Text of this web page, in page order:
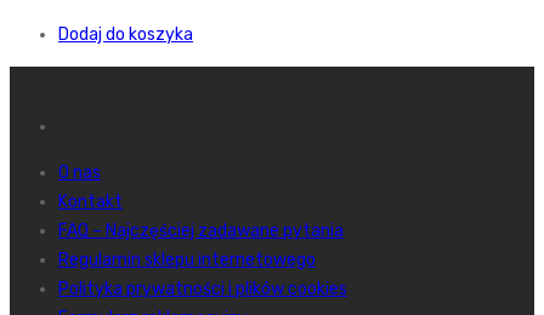
Dodaj do koszyka
O nas
Kontakt
FAQ – Najczęściej zadawane pytania
Regulamin sklepu internetowego
Polityka prywatności i plików cookies